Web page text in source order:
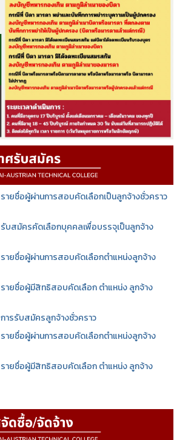
รายชื่อผู้ผ่านการสอบคัดเลือกเป็นลูกจ้างชั่วคราว
รับสมัครคัดเลือกบุคคลเพื่อบรรจุเป็นลูกจ้าง
รายชื่อผู้ผ่านการสอบคัดเลือกตำแหน่งลูกจ้าง
รายชื่อผู้มีสิทธิสอบคัดเลือก ตำแหน่ง ลูกจ้าง
การรับสมัครลูกจ้างชั่วคราว
รายชื่อผู้ผ่านการสอบคัดเลือกตำแหน่งลูกจ้าง
รายชื่อผู้มีสิทธิสอบคัดเลือก ตำแหน่ง ลูกจ้าง